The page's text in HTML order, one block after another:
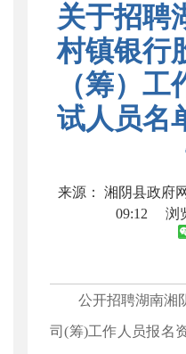
关于招聘
村镇银行
（筹）
试人员名
来源： 湘阴县政府网
09:12
浏
公开招聘湖南湘
司(筹)工作人员报名